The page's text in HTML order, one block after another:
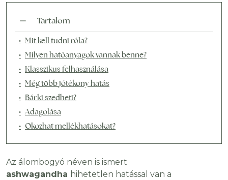
Tartalom
Mit kell tudni róla?
Milyen hatóanyagok vannak benne?
Klasszikus felhasználása
Még több jótékony hatás
Bárki szedheti?
Adagolása
Okozhat mellékhatásokat?
Az álombogyó néven is ismert
ashwagandha hihetetlen hatással van a